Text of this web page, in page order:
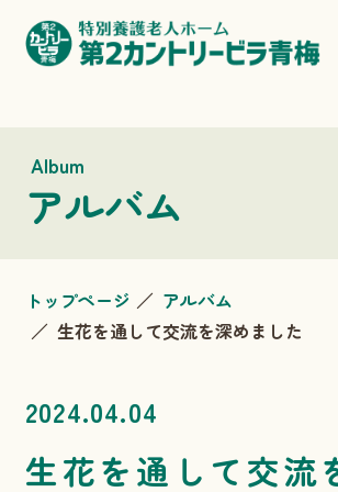
Album
アルバム
トップページ
アルバム
生花を通して交流を深めました
2024.04.04
生花を通して交流